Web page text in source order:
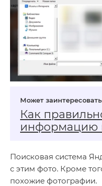
Как
информацию
Поисковая система
с этим фото. Кроме
похожие фотографии.